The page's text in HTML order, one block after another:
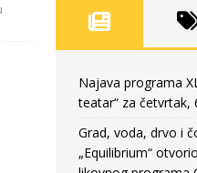
BAUO
TEATAR
Najava programa
teatar“ za četvrtak,
Grad, voda, drvo i
„Equilibrium“